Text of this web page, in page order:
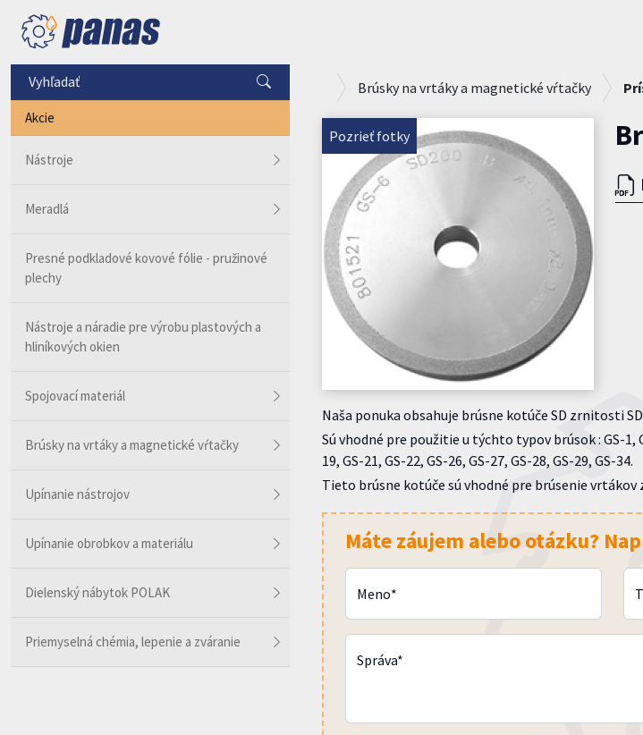
Akcie
Nástroje
Meradlá
Presné podkladové kovové fólie - pružinové
plechy
Nástroje a náradie pre výrobu plastových a
hliníkových okien
Spojovací materiál
Brúsky na vrtáky a magnetické vŕtačky
Upínanie nástrojov
Upínanie obrobkov a materiálu
Dielenský nábytok POLAK
Priemyselná chémia, lepenie a zváranie
Brúsky na vrtáky a magnetické vŕtačky
Pozrieť fotky
Naša ponuka obsahuje brúsne kotúče SD zrnitosti
Sú vhodné pre použitie u týchto typov brúsok : GS-1,
19, GS-21, GS-22, GS-26, GS-27, GS-28, GS-29, GS-34.
Tieto brúsne kotúče sú vhodné pre brúsenie vrtákov
Máte záujem alebo otázku?
Meno*
Správa*